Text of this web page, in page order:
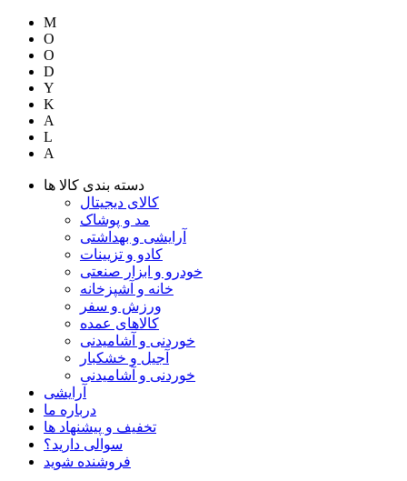
M
O
O
D
Y
K
A
L
A
دسته بندی کالا ها
کالای دیجیتال
مد و پوشاک
آرایشی و بهداشتی
کادو و تزیینات
خودرو و ابزار صنعتی
خانه و آشپزخانه
ورزش و سفر
کالاهای عمده
خوردنی و آشامیدنی
آجیل و خشکبار
خوردنی و آشامیدنی
آرایشی
درباره ما
تخفیف و پیشنهاد ها
سوالی دارید؟
فروشنده شوید